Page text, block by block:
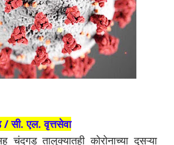
सी. एल. वृत्तसेवा
चंदगड तालुक्यातही कोरोनाच्या दुसऱ्या